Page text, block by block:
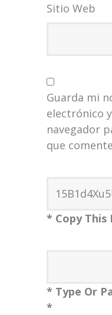
Sitio Web
Guarda mi
electrónico
navegador
que
* Copy This
* Type Or
*